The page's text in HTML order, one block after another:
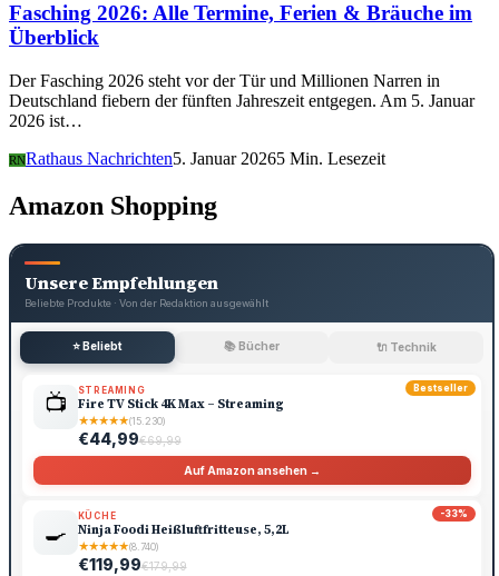
Fasching 2026: Alle Termine, Ferien & Bräuche im
Überblick
Der Fasching 2026 steht vor der Tür und Millionen Narren in
Deutschland fiebern der fünften Jahreszeit entgegen. Am 5. Januar
2026 ist…
RNRathaus Nachrichten5. Januar 20265 Min. Lesezeit
Amazon Shopping
Unsere Empfehlungen
Beliebte Produkte · Von der Redaktion ausgewählt
⭐ Beliebt 📚 Bücher 🔌 Technik
Bestseller
📺 STREAMING
Fire TV Stick 4K Max – Streaming
★★★★★(15.230)
€44,99€69,99
Auf Amazon ansehen →
-33%
🍳
KÜCHE
Ninja Foodi Heißluftfritteuse, 5,2L
★★★★★(8.740)
€119,99€179,99